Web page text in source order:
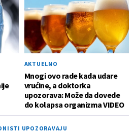
AKTUELNO
Mnogi ovo rade kada udare
vrućine, a doktorka
upozorava: Može da dovede
do kolapsa organizma VIDEO
UPOZORAVAJU